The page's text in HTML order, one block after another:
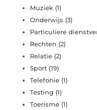
Muziek (1)
Onderwijs (3)
Particuliere
Rechten (2)
Relatie (2)
Sport (19)
Telefonie (1)
Testing (1)
Toerisme (1)